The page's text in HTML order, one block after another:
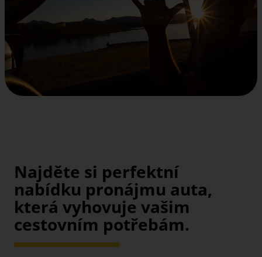
Najděte si perfektní
nabídku pronájmu auta,
která vyhovuje vašim
cestovním potřebám.